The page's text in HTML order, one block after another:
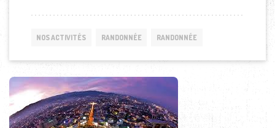
NOS ACTIVITÉS RANDONNÉE RANDONNÉE